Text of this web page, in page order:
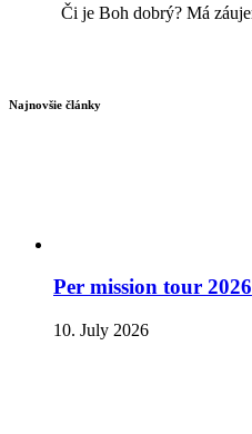
Či je Boh dobrý? Má
Najnovšie články
Per mission tour 2026
10. July 2026